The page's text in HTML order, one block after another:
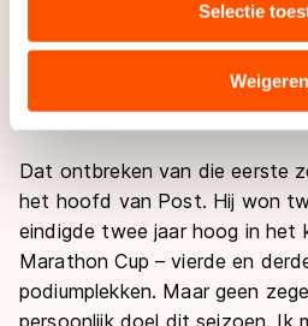
combineren met andere
verstrekt of die zij hebben
Sommige partners kunnen
landen buiten de EU, zoals de
adequaat beschermingsniveau
Door op ‘Toestaan’ te klikken,
overdracht. Meer informatie
Selectie
Weigeren
aanvallers in ons team, met
hebben gewonnen. Dat heb ik
geleidelijke weg vind ik prima.
dat geen garantie dat je blijft
Dat ontbreken van die eerste
het hoofd van Post. Hij won
eindigde twee jaar hoog in het
Marathon Cup – vierde en
podiumplekken. Maar geen
persoonlijk doel dit seizoen. Ik